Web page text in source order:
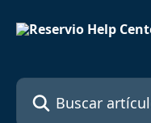
Buscar artículos...